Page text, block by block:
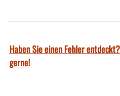
Haben Sie einen Fehler
gerne!